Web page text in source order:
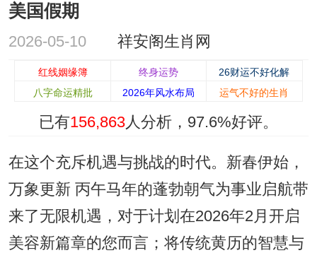
美国假期
2026-05-10 祥安阁生肖网
红线姻缘簿 终身运势
26财运不好化解
八字命运精批
2026年风水布局 运气不好的生肖
已有156,863人分析， 97.6%好评。
在这个充斥机遇与挑战的时代。新春伊始，
万象更新 丙午马年的蓬勃朝气为事业启航带
来了无限机遇，对于计划在2026年2月开启
美容新篇章的您而言；将传统黄历的智慧与